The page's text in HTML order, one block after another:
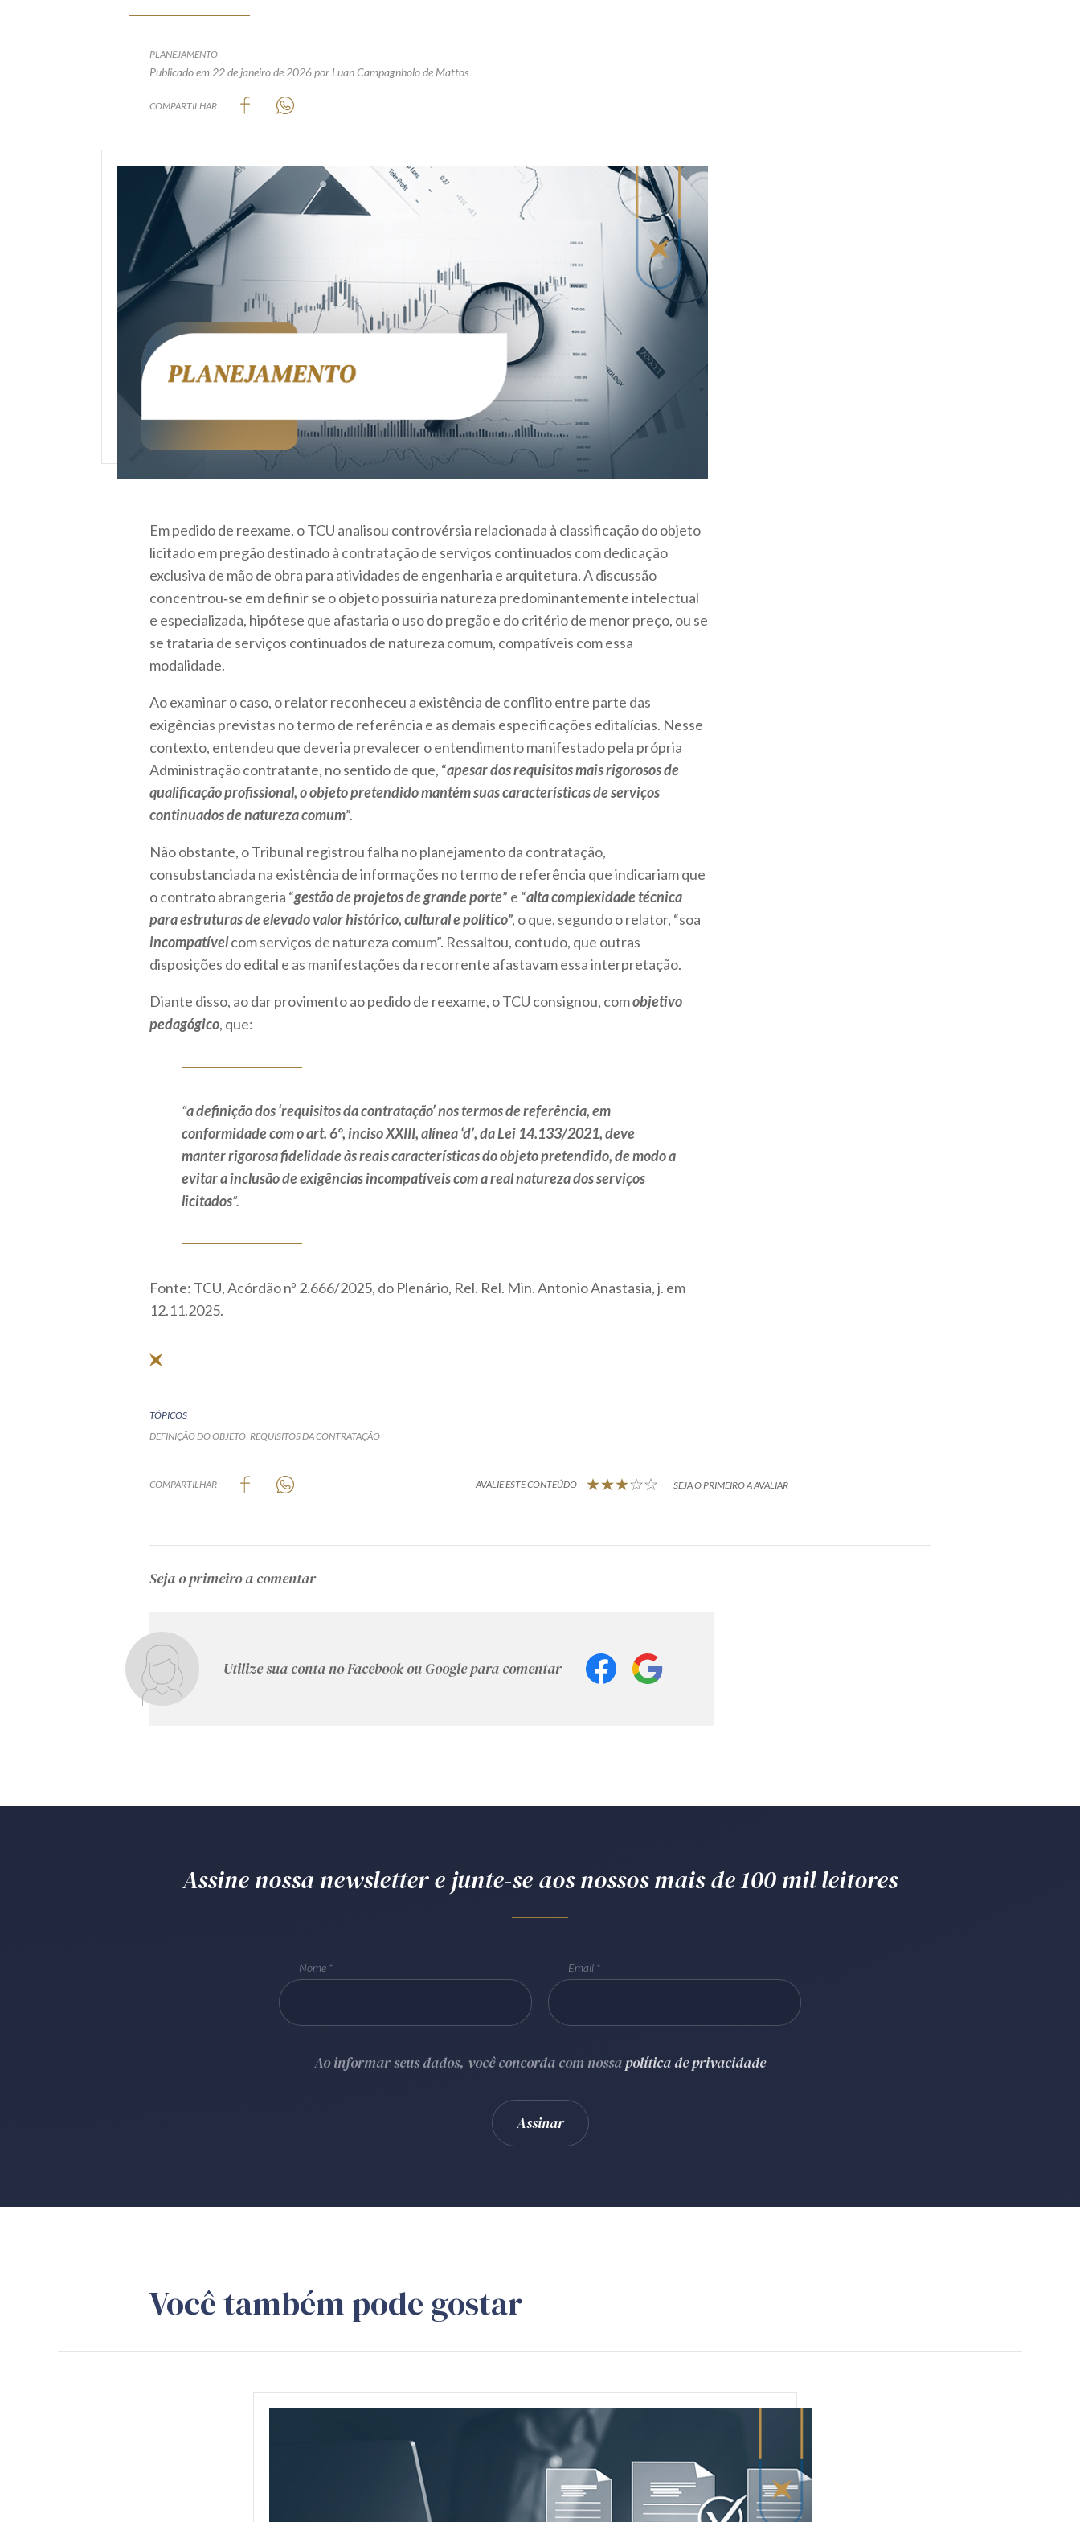
PLANEJAMENTO
Publicado em 22 de janeiro de 2026por Luan Campagnholo de Mattos
COMPARTILHAR
Em pedido de reexame, o TCU analisou controvérsia relacionada à classificação do objeto
licitado em pregão destinado à contratação de serviços continuados com dedicação
exclusiva de mão de obra para atividades de engenharia e arquitetura. A discussão
concentrou‑se em definir se o objeto possuiria natureza predominantemente intelectual
e especializada, hipótese que afastaria o uso do pregão e do critério de menor preço, ou se
se trataria de serviços continuados de natureza comum, compatíveis com essa
modalidade.
Ao examinar o caso, o relator reconheceu a existência de conflito entre parte das
exigências previstas no termo de referência e as demais especificações editalícias. Nesse
contexto, entendeu que deveria prevalecer o entendimento manifestado pela própria
Administração contratante, no sentido de que, “apesar dos requisitos mais rigorosos de
qualificação profissional, o objeto pretendido mantém suas características de serviços
continuados de natureza comum”.
Não obstante, o Tribunal registrou falha no planejamento da contratação,
consubstanciada na existência de informações no termo de referência que indicariam que
o contrato abrangeria “gestão de projetos de grande porte” e “alta complexidade técnica
para estruturas de elevado valor histórico, cultural e político”, o que, segundo o relator, “soa
incompatívelcom serviços de natureza comum”. Ressaltou, contudo, que outras
disposições do edital e as manifestações da recorrente afastavam essa interpretação.
Diante disso, ao dar provimento ao pedido de reexame, o TCU consignou, comobjetivo
pedagógico, que:
“a definição dos ‘requisitos da contratação’ nos termos de referência, em
conformidade com o art. 6º, inciso XXIII, alínea ‘d’, da Lei 14.133/2021, deve
manter rigorosa fidelidade às reais características do objeto pretendido, de modo a
evitar a inclusão de exigências incompatíveis com a real natureza dos serviços
licitados”.
Fonte: TCU, Acórdão nº 2.666/2025, do Plenário, Rel. Rel. Min. Antonio Anastasia, j. em
12.11.2025.
TÓPICOS
DEFINIÇÃO DO OBJETO REQUISITOS DA CONTRATAÇÃO
COMPARTILHAR AVALIE ESTE CONTEÚDO SEJA O PRIMEIRO A AVALIAR
Seja o primeiro a comentar
Utilize sua conta no Facebook ou Google para comentar
Assine nossa newsletter e junte-se aos nossos mais de 100 mil leitores
Nome Email
Ao informar seus dados, você concorda com nossapolítica de privacidade
Você também pode gostar